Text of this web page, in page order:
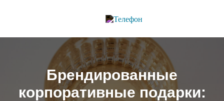
Брендированные
корпоративные подарки: